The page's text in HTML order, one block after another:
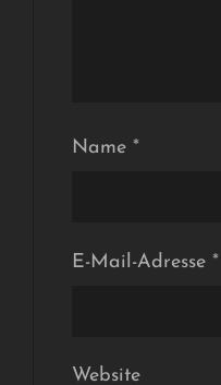
Name *
E-Mail-Adresse *
Website